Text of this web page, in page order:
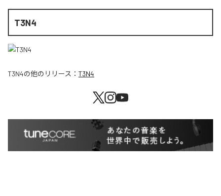
T3N4
T3N4の他のリリース： T3N4